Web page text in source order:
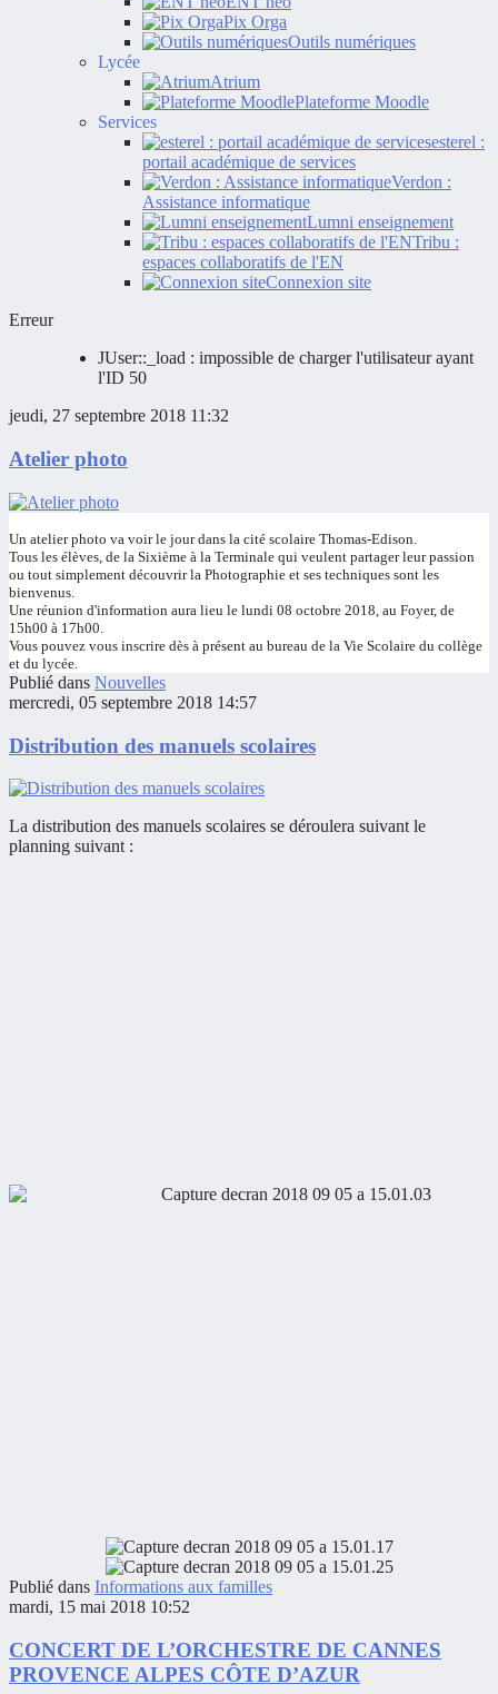
Pix Orga
Outils numériques
Lycée
Atrium
Plateforme Moodle
Services
esterel :
portail académique de services
Verdon :
Assistance informatique
Lumni enseignement
Tribu :
espaces collaboratifs de l'EN
Connexion site
Erreur
JUser::_load : impossible de charger l'utilisateur ayant
l'ID 50
jeudi, 27 septembre 2018 11:32
Atelier photo
Un atelier photo va voir le jour dans la cité scolaire Thomas-Edison.
Tous les élèves, de la Sixième à la Terminale qui veulent partager leur passion
ou tout simplement découvrir la Photographie et ses techniques sont les
bienvenus.
Une réunion d'information aura lieu le lundi 08 octobre 2018, au Foyer, de
15h00 à 17h00.
Vous pouvez vous inscrire dès à présent au bureau de la Vie Scolaire du collège
et du lycée.
Publié dans Nouvelles
mercredi, 05 septembre 2018 14:57
Distribution des manuels scolaires
La distribution des manuels scolaires se déroulera suivant le
planning suivant :
Publié dans Informations aux familles
mardi, 15 mai 2018 10:52
CONCERT DE L’ORCHESTRE DE CANNES
PROVENCE ALPES CÔTE D’AZUR